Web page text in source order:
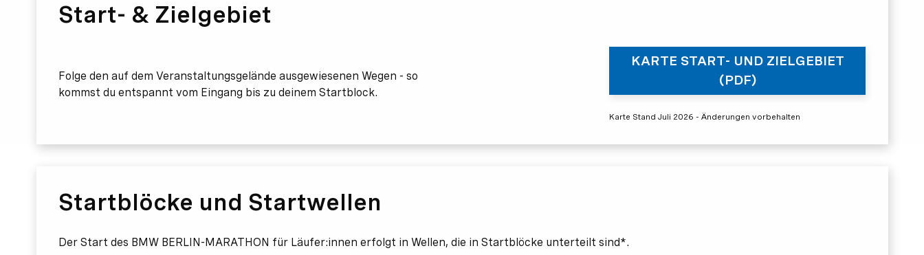
Start- & Zielgebiet
Folge den auf dem Veranstaltungsgelände ausgewiesenen Wegen - so
kommst du entspannt vom Eingang bis zu deinem Startblock.
KARTE START- UND ZIELGEBIET
(PDF)
Karte Stand Juli 2026 - Änderungen vorbehalten
Startblöcke und Startwellen
Der Start des BMW BERLIN-MARATHON für Läufer:innen erfolgt in Wellen, die in Startblöcke unterteilt sind*.